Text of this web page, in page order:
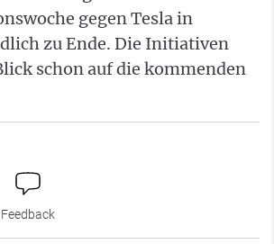
gegen Tesla in
zu Ende. Die Initiativen
schon auf die kommenden
Feedback